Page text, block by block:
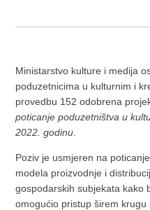
Ministarstvo kulture i medija
poduzetnicima u kulturnim i
provedbu 152 odobrena
poticanje poduzetništva u
2022. godinu
Poziv je usmjeren na
modela proizvodnje i
gospodarskih subjekata kako
omogućio pristup širem